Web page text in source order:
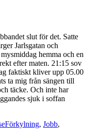
slut för det. Satte
Jarlsgatan och
hemma och en
efter maten. 21:15 sov
faktiskt kliver upp 05.00
ta mig från sängen till
täcke. Och inte har
sjuk i soffan
Tags
Förkylning, Jobb,